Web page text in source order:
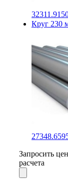
Круг 230
Запросить
расчета